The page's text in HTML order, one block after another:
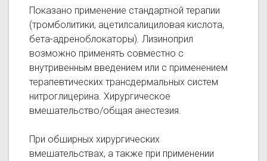
Показано применение стандартной терапии
(тромболитики, ацетилсалициловая кислота,
бета-адреноблокаторы). Лизиноприл
возможно применять совместно с
внутривенным введением или с применением
терапевтических трансдермальных систем
нитроглицерина. Хирургическое
вмешательство/общая анестезия.
При обширных хирургических
вмешательствах, а также при применении